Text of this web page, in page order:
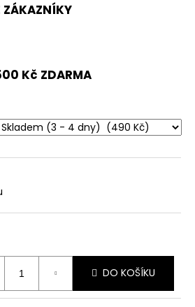
ZÁKAZNÍKY
Kč ZDARMA
DO KOŠÍKU